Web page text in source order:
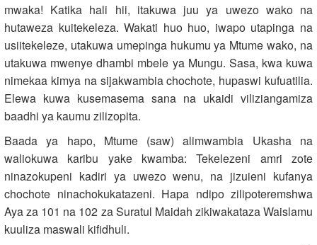
mwaka! Katika hali hii, itakuwa juu ya uwezo wako na
hutaweza kuitekeleza. Wakati huo huo, iwapo utapinga na
usiitekeleze, utakuwa umepinga hukumu ya Mtume wako, na
utakuwa mwenye dhambi mbele ya Mungu. Sasa, kwa kuwa
nimekaa kimya na sijakwambia chochote, hupaswi kufuatilia.
Elewa kuwa kusemasema sana na ukaidi viliziangamiza
baadhi ya kaumu zilizopita.
Baada ya hapo, Mtume (saw) alimwambia Ukasha na
waliokuwa karibu yake kwamba: Tekelezeni amri zote
ninazokupeni kadiri ya uwezo wenu, na jizuieni kufanya
chochote ninachokukatazeni. Hapa ndipo zilipoteremshwa
Aya za 101 na 102 za Suratul Maidah zikiwakataza Waislamu
kuuliza maswali kifidhuli.